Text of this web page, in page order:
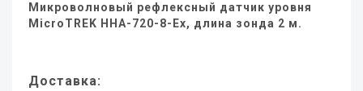
Микроволновый рефлексный датчик уровня
MicroTREK HHA-720-8-Ex, длина зонда 2 м.
Доставка: